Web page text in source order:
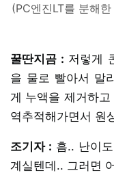
(PC엔진LT를 분해
꿀딴지곰 : 저렇게
을 물로 빨아서 말
게 누액을 제거하
역추적해가면서 원
조기자 : 흠.. 난이
계실텐데.. 그러면